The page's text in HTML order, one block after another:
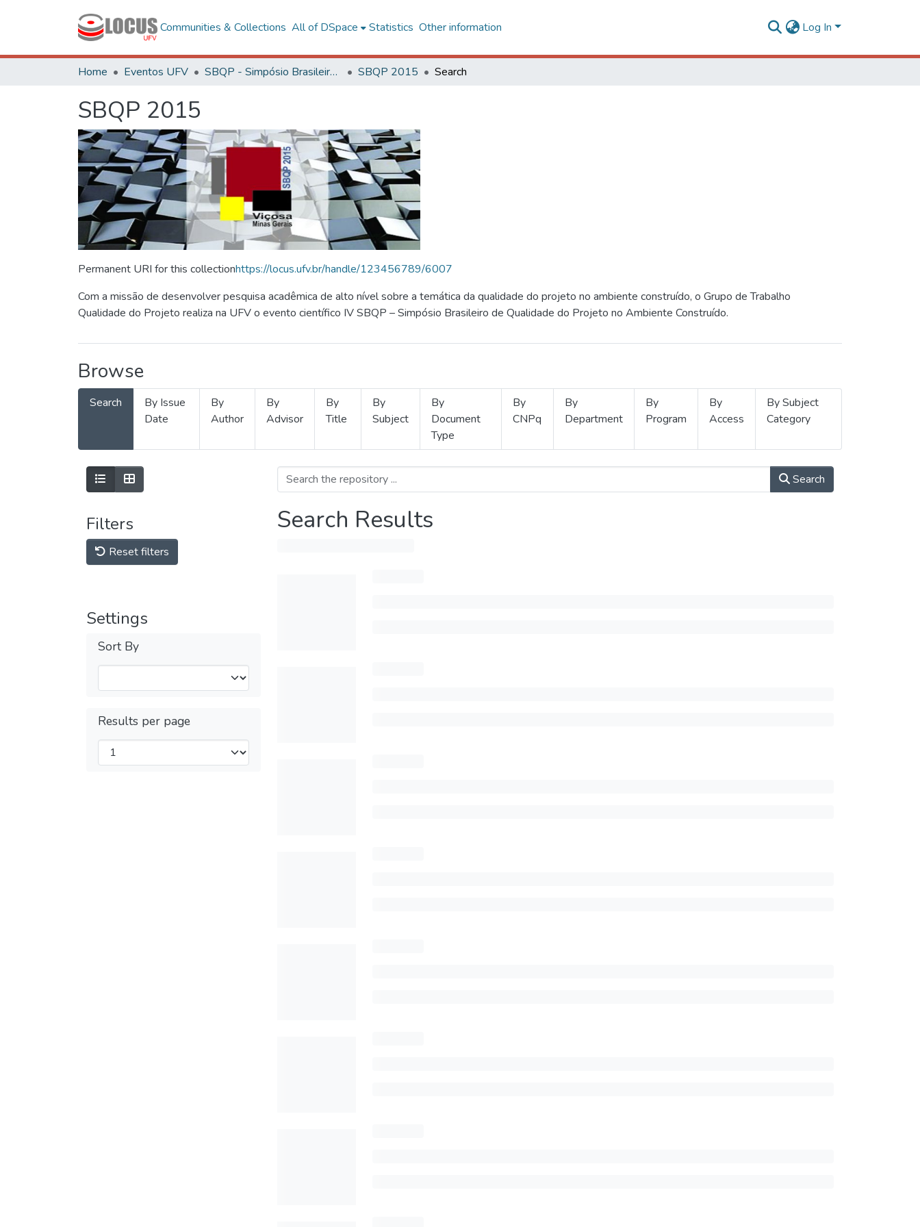
Communities & Collections All of DSpace Statistics Other information Log In
Home Eventos UFV SBQP - Simpósio Brasileiro de Qualidade do Projeto no Ambiente Construído SBQP 2015 Search
SBQP 2015
Permanent URI for this collectionhttps://locus.ufv.br/handle/123456789/6007
Com a missão de desenvolver pesquisa acadêmica de alto nível sobre a temática da qualidade do projeto no ambiente construído, o Grupo de Trabalho
Qualidade do Projeto realiza na UFV o evento científico IV SBQP – Simpósio Brasileiro de Qualidade do Projeto no Ambiente Construído.
Browse
Search
By Issue
Date
By
Author
By
Advisor
By
Title
By
Subject
By
Document
Type
By
CNPq
By
Department
By
Program
By
Access
By Subject
Category
Filters
Reset filters
Settings
Sort By
Results per page
Search
Search Results